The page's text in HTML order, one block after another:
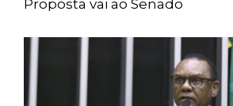
Proposta vai ao Senado